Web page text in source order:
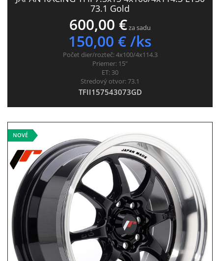
73.1 Gold
600,00 €za sadu
150,00 € /ks
Počet dier/rozteč:4x100/4x114.3
Priemer: 15"
ET: 30
Stredový otvor:73.1
TFII157543073GD
NOVÉ